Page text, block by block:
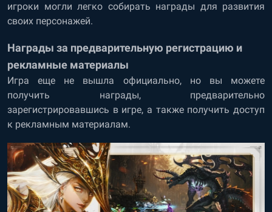
игроки могли легко собирать награды для развития
своих персонажей.
Награды за предварительную регистрацию и
рекламные материалы
Игра еще не вышла официально, но вы можете
получить награды, предварительно
зарегистрировавшись в игре, а также получить доступ
к рекламным материалам.